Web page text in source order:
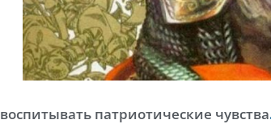
воспитывать патриотические чувства